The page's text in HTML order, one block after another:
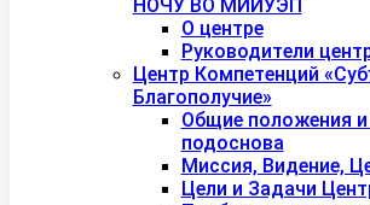
НОЧУ ВО МИИУЭП
О центре
Руководители
Центр Компетенций
Благополучие»
Общие положения и
подоснова
Миссия, Видение,
Цели и Задачи